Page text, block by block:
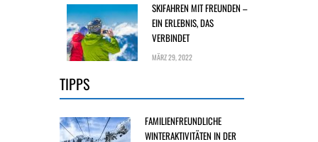
SKIFAHREN MIT FREUNDEN –
EIN ERLEBNIS, DAS
VERBINDET
MÄRZ 29, 2022
TIPPS
FAMILIENFREUNDLICHE
WINTERAKTIVITÄTEN IN DER